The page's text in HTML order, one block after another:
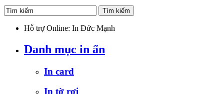
Hỗ trợ Online: In Đức Mạnh
Danh mục in ấn
In card
In tờ rơi